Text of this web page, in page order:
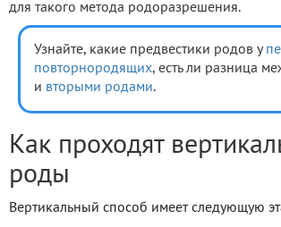
для такого метода родоразрешения.
Узнайте, какие предвестики родов у
повторнородящих, есть ли разница
и вторыми родами.
Как проходят
роды
Вертикальный способ имеет следующую